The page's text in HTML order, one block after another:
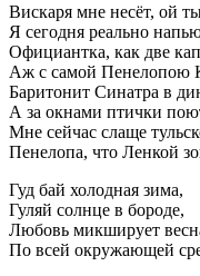
Вискаря мне несёт, ой
Я сегодня реально
Официантка, как две
Аж с самой Пенелопою
Баритонит Синатра в
А за окнами птички
Мне сейчас слаще
Пенелопа, что Ленкой
Гуд бай холодная зима,
Гуляй солнце в бороде,
Любовь микширует
По всей окружающей